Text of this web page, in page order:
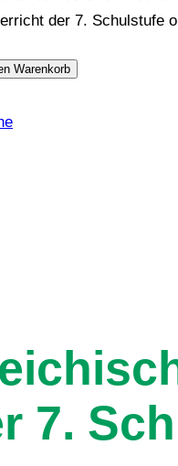
der 7. Schulstufe
Warenkorb
7.